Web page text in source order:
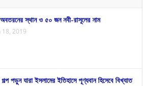
অবতরনের স্থান ও ৫০ জন নবী-রাসূলের নাম
18, 2019
গল্প পড়ুন যারা ইসলামের ইতিহাসে পূণ্যবান হিসেবে বিখ্যাত